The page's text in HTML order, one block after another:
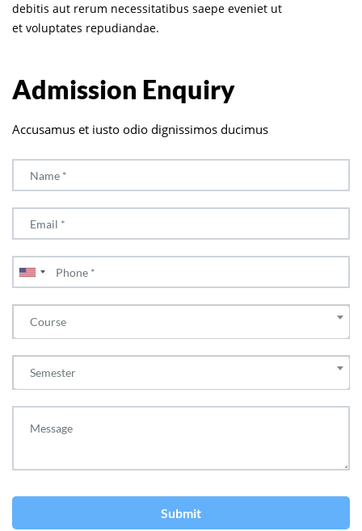
debitis aut rerum necessitatibus saepe eveniet ut
et voluptates repudiandae.
Admission Enquiry
Accusamus et iusto odio dignissimos ducimus
Course
Semester
Submit